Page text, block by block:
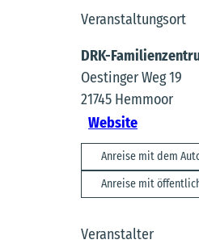
Veranstaltungsort
DRK-
Oestinger Weg 19
21745 Hemmoor
Website
Anreise mit dem
Anreise mit
Veranstalter